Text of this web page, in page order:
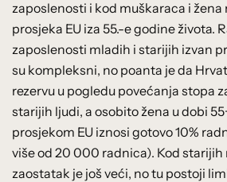
zaposlenosti i kod muškaraca i
prosjeka EU iza 55.-e godine života.
zaposlenosti mladih i starijih izvan
su kompleksni, no poanta je da
rezervu u pogledu povećanja stopa
starijih ljudi, a osobito žena u dobi
prosjekom EU iznosi gotovo 10%
više od 20 000 radnica). Kod starijih
zaostatak je još veći, no tu postoji